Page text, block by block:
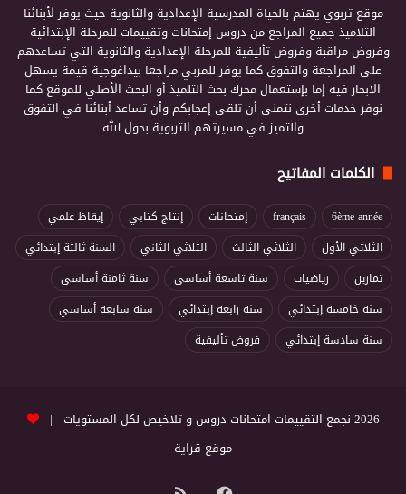
موقع تربوي يهتم بالحياة المدرسية الإعدادية والثانوية حيث يوفر لأبنائنا
التلاميذ جميع المراجع من دروس إمتحانات وتقييمات للمرحلة الإبتدائية
وفروض مراقبة وفروض تأليفية للمرحلة الإعدادية والثانوية التي تساعدهم
على المراجعة والتفوق كما يوفر للمربي مراجعا بيداغوجية قيمة يسهل
الابحار فيه إما بإستعمال محرك بحث التلميذ أو البحث الأصلي للموقع كما
نوفر خدمات أخرى نتمنى أن تلقى إعجابكم وأن تساعد أبنائنا في التفوق
والتميز في مسيرتهم التربوية بحول الله
الكلمات المفاتيح
6ème année
français إمتحانات إنتاج كتابي
إيقاظ علمي
الثلاثي الأول
الثلاثي الثالث الثلاثي الثاني
السنة ثالثة إبتدائي
تمارين
رياضيات سنة تاسعة أساسي
سنة ثامنة أساسي
سنة خامسة إبتدائي
سنة رابعة إبتدائي
سنة سابعة أساسي
سنة سادسة إبتدائي
فروض تأليفية
2026 نجمع التقييمات امتحانات دروس و تلاخيص لكل المستويات |
موقع قراية